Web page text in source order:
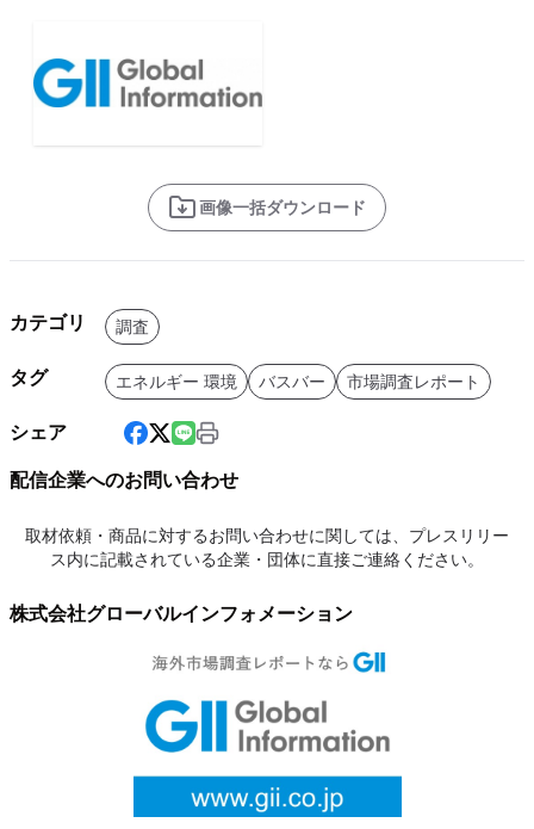
画像一括ダウンロード
カテゴリ 調査
タグ エネルギー 環境 バスバー 市場調査レポート
シェア
配信企業へのお問い合わせ
取材依頼・商品に対するお問い合わせに関しては、プレスリリー
ス内に記載されている企業・団体に直接ご連絡ください。
株式会社グローバルインフォメーション